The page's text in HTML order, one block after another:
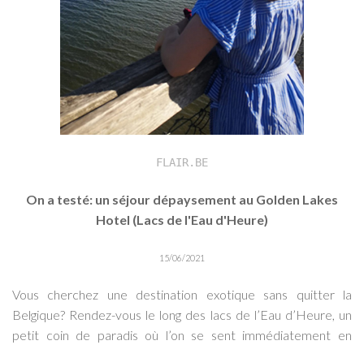
FLAIR.BE
On a testé: un séjour dépaysement au Golden Lakes
Hotel (Lacs de l'Eau d'Heure)
15/06/2021
Vous cherchez une destination exotique sans quitter la
Belgique? Rendez-vous le long des lacs de l’Eau d’Heure, un
petit coin de paradis où l’on se sent immédiatement en